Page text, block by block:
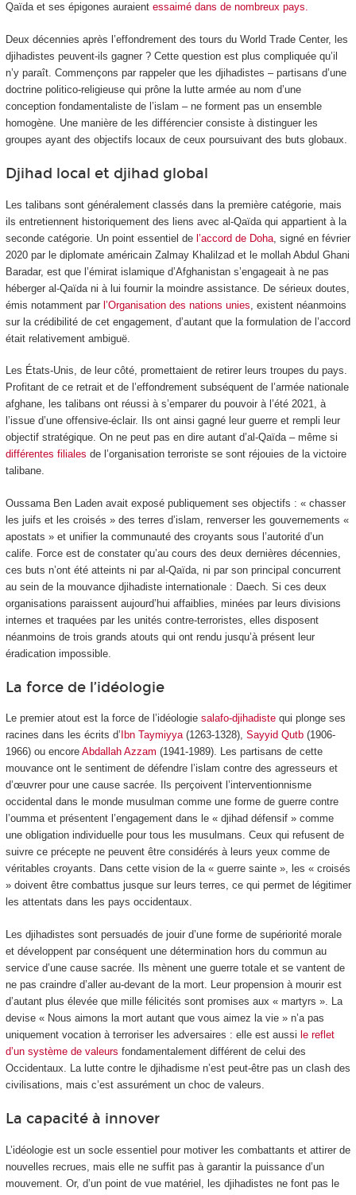
Qaïda et ses épigones auraient essaimé dans de nombreux pays.
Deux décennies après l’effondrement des tours du World Trade Center, les
djihadistes peuvent-ils gagner ? Cette question est plus compliquée qu’il
n’y paraît. Commençons par rappeler que les djihadistes – partisans d’une
doctrine politico-religieuse qui prône la lutte armée au nom d’une
conception fondamentaliste de l’islam – ne forment pas un ensemble
homogène. Une manière de les différencier consiste à distinguer les
groupes ayant des objectifs locaux de ceux poursuivant des buts globaux.
Djihad local et djihad global
Les talibans sont généralement classés dans la première catégorie, mais
ils entretiennent historiquement des liens avec al-Qaïda qui appartient à la
seconde catégorie. Un point essentiel de l’accord de Doha, signé en février
2020 par le diplomate américain Zalmay Khalilzad et le mollah Abdul Ghani
Baradar, est que l’émirat islamique d’Afghanistan s’engageait à ne pas
héberger al-Qaïda ni à lui fournir la moindre assistance. De sérieux doutes,
émis notamment par l’Organisation des nations unies , existent néanmoins
sur la crédibilité de cet engagement, d’autant que la formulation de l’accord
était relativement ambiguë.
Les États-Unis, de leur côté, promettaient de retirer leurs troupes du pays.
Profitant de ce retrait et de l’effondrement subséquent de l’armée nationale
afghane, les talibans ont réussi à s’emparer du pouvoir à l’été 2021, à
l’issue d’une offensive-éclair. Ils ont ainsi gagné leur guerre et rempli leur
objectif stratégique. On ne peut pas en dire autant d’al-Qaïda – même si
différentes filiales de l’organisation terroriste se sont réjouies de la victoire
talibane.
Oussama Ben Laden avait exposé publiquement ses objectifs : « chasser
les juifs et les croisés » des terres d’islam, renverser les gouvernements «
apostats » et unifier la communauté des croyants sous l’autorité d’un
calife. Force est de constater qu’au cours des deux dernières décennies,
ces buts n’ont été atteints ni par al-Qaïda, ni par son principal concurrent
au sein de la mouvance djihadiste internationale : Daech. Si ces deux
organisations paraissent aujourd’hui affaiblies, minées par leurs divisions
internes et traquées par les unités contre-terroristes, elles disposent
néanmoins de trois grands atouts qui ont rendu jusqu’à présent leur
éradication impossible.
La force de l’idéologie
Le premier atout est la force de l’idéologie salafo-djihadistequi plonge ses
racines dans les écrits d’ Ibn Taymiyya(1263-1328), Sayyid Qutb(1906-
1966) ou encore Abdallah Azzam (1941-1989). Les partisans de cette
mouvance ont le sentiment de défendre l’islam contre des agresseurs et
d’œuvrer pour une cause sacrée. Ils perçoivent l’interventionnisme
occidental dans le monde musulman comme une forme de guerre contre
l’oumma et présentent l’engagement dans le « djihad défensif » comme
une obligation individuelle pour tous les musulmans. Ceux qui refusent de
suivre ce précepte ne peuvent être considérés à leurs yeux comme de
véritables croyants. Dans cette vision de la « guerre sainte », les « croisés
» doivent être combattus jusque sur leurs terres, ce qui permet de légitimer
les attentats dans les pays occidentaux.
Les djihadistes sont persuadés de jouir d’une forme de supériorité morale
et développent par conséquent une détermination hors du commun au
service d’une cause sacrée. Ils mènent une guerre totale et se vantent de
ne pas craindre d’aller au-devant de la mort. Leur propension à mourir est
d’autant plus élevée que mille félicités sont promises aux « martyrs ». La
devise « Nous aimons la mort autant que vous aimez la vie » n’a pas
uniquement vocation à terroriser les adversaires : elle est aussi le reflet
d’un système de valeurs fondamentalement différent de celui des
Occidentaux. La lutte contre le djihadisme n’est peut-être pas un clash des
civilisations, mais c’est assurément un choc de valeurs.
La capacité à innover
L’idéologie est un socle essentiel pour motiver les combattants et attirer de
nouvelles recrues, mais elle ne suffit pas à garantir la puissance d’un
mouvement. Or, d’un point de vue matériel, les djihadistes ne font pas le